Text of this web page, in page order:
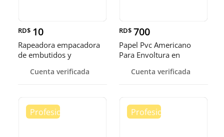
RD$ 10
Rapeadora empacadora
de embutidos y
Cuenta verificada
RD$ 700
Papel Pvc Americano
Para Envoltura en
pulgadas
Cuenta verificada